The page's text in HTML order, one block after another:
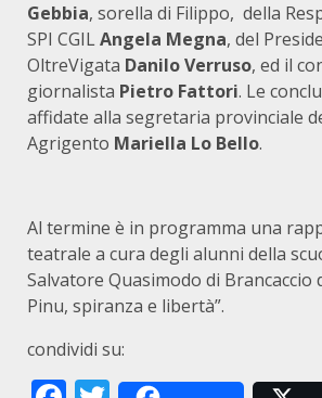
Gebbia, sorella di Filippo, della
SPI CGILAngela Megna, del
OltreVigata Danilo Verruso, ed il
giornalista Pietro Fattori. Le
affidate alla segretaria provinciale
Agrigento Mariella Lo Bello.
Al termine è in programma una
teatrale a cura degli alunni della
Salvatore Quasimodo di Brancaccio
Pinu, spiranza e libertà”.
condividi su: